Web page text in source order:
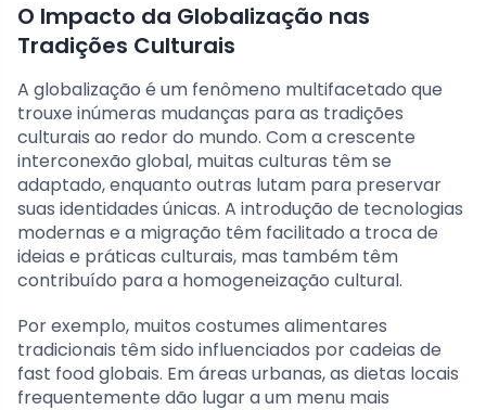
O Impacto da Globalização nas
Tradições Culturais
A globalização é um fenômeno multifacetado que
trouxe inúmeras mudanças para as tradições
culturais ao redor do mundo. Com a crescente
interconexão global, muitas culturas têm se
adaptado, enquanto outras lutam para preservar
suas identidades únicas. A introdução de tecnologias
modernas e a migração têm facilitado a troca de
ideias e práticas culturais, mas também têm
contribuído para a homogeneização cultural.
Por exemplo, muitos costumes alimentares
tradicionais têm sido influenciados por cadeias de
fast food globais. Em áreas urbanas, as dietas locais
frequentemente dão lugar a um menu mais